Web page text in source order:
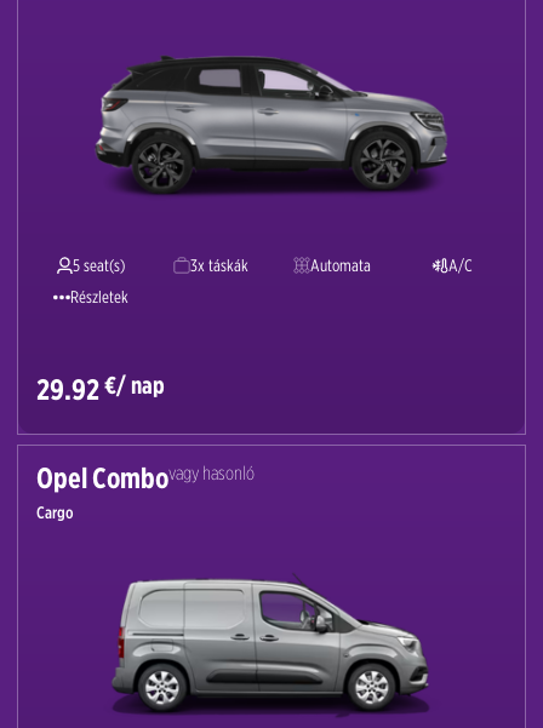
5 seat(s) 3x táskák Automata
A/C
Részletek
29.92€/ nap
Opel Combovagy hasonló
Cargo